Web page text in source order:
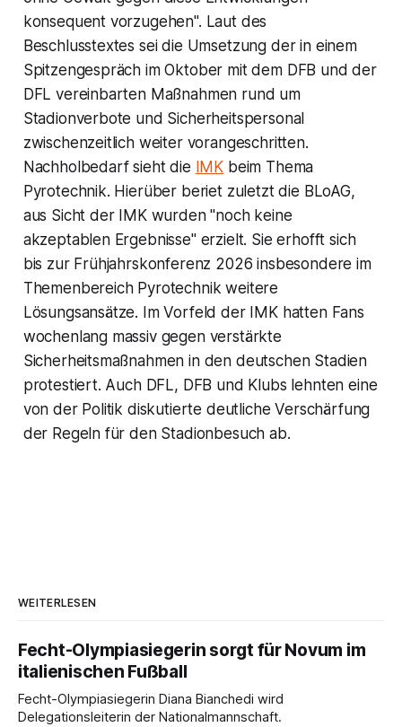
konsequent vorzugehen". Laut des
Beschlusstextes sei die Umsetzung der in einem
Spitzengespräch im Oktober mit dem DFB und der
DFL vereinbarten Maßnahmen rund um
Stadionverbote und Sicherheitspersonal
zwischenzeitlich weiter vorangeschritten.
Nachholbedarf sieht die
IMK beim Thema
Pyrotechnik. Hierüber beriet zuletzt die BLoAG,
aus Sicht der IMK wurden "noch keine
akzeptablen Ergebnisse" erzielt. Sie erhofft sich
bis zur Frühjahrskonferenz 2026 insbesondere im
Themenbereich Pyrotechnik weitere
Lösungsansätze. Im Vorfeld der IMK hatten Fans
wochenlang massiv gegen verstärkte
Sicherheitsmaßnahmen in den deutschen Stadien
protestiert. Auch DFL, DFB und Klubs lehnten eine
von der Politik diskutierte deutliche Verschärfung
der Regeln für den Stadionbesuch ab.
WEITERLESEN
Fecht-Olympiasiegerin sorgt für Novum im
italienischen Fußball
Fecht-Olympiasiegerin Diana Bianchedi wird
Delegationsleiterin der Nationalmannschaft.